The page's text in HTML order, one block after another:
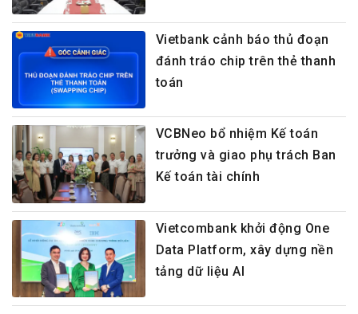
Vietbank cảnh báo thủ đoạn
đánh tráo chip trên thẻ thanh
toán
VCBNeo bổ nhiệm Kế toán
trưởng và giao phụ trách Ban
Kế toán tài chính
Vietcombank khởi động One
Data Platform, xây dựng nền
tảng dữ liệu AI